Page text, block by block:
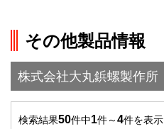
その他製品情報
株式会社大丸鋲螺製作所
検索結果50件中1件～4件を表示